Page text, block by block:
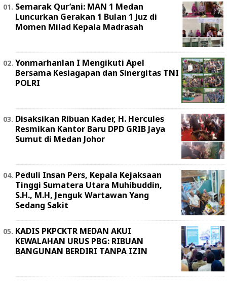
Semarak Qur’ani: MAN 1 Medan
Luncurkan Gerakan 1 Bulan 1 Juz di
Momen Milad Kepala Madrasah
Yonmarhanlan I Mengikuti Apel
Bersama Kesiagapan dan Sinergitas TNI
POLRI
Disaksikan Ribuan Kader, H. Hercules
Resmikan Kantor Baru DPD GRIB Jaya
Sumut di Medan Johor
Peduli Insan Pers, Kepala Kejaksaan
Tinggi Sumatera Utara Muhibuddin,
S.H., M.H, Jenguk Wartawan Yang
Sedang Sakit
KADIS PKPCKTR MEDAN AKUI
KEWALAHAN URUS PBG: RIBUAN
BANGUNAN BERDIRI TANPA IZIN